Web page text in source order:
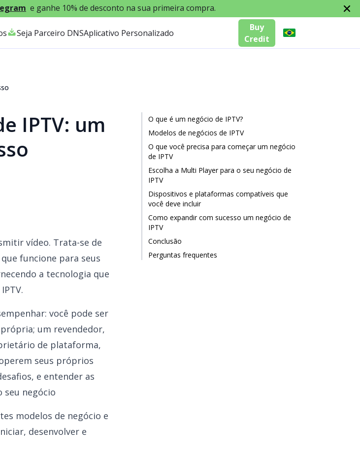
e ganhe 10% de desconto na sua primeira compra.
Seja Parceiro DNSAplicativo Personalizado
Buy
Credit
IPTV: um
vídeo. Trata-se de
funcione para seus
a tecnologia que
você pode ser
um revendedor,
de plataforma,
seus próprios
e entender as
seu negócio
modelos de negócio e
desenvolver e
O que é um negócio de IPTV?
Modelos de negócios de IPTV
O que você precisa para começar um negócio
de IPTV
Escolha a Multi Player para o seu negócio de
IPTV
Dispositivos e plataformas compatíveis que
você deve incluir
Como expandir com sucesso um negócio de
IPTV
Conclusão
Perguntas frequentes